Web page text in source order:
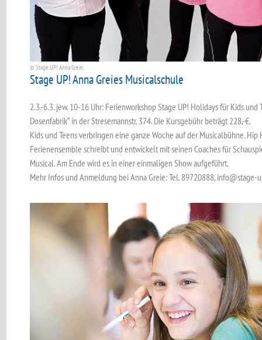
© Stage UP! Anna Greie,
Stage UP! Anna Greies Musicalschule
2.3.-6.3. jew. 10-16 Uhr: Ferienworkshop Stage UP! Holidays für Kids und
Dosenfabrik“ in der Stresemannstr. 374. Die Kursgebühr beträgt 228,-€.
Kids und Teens verbringen eine ganze Woche auf der Musicalbühne. Hip
Ferienensemble schreibt und entwickelt mit seinen Coaches für
Musical. Am Ende wird es in einer einmaligen Show aufgeführt.
Mehr Infos und Anmeldung bei Anna Greie: Tel. 89720888, info@stage-